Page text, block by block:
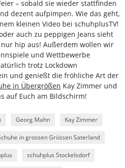
– sobald sie wieder stattfinden
dezent aufpimpen. Wie das geht,
kleinen Video bei schuhplusTV!
auch zu peppigen Jeans sieht
hip aus! Außerdem wollen wir
und Wettbewerbe
trotz Lockdown
und genießt die fröhliche Art der
in Übergrößen Kay Zimmer und
auf Euch am Bildschirm!
Georg Mahn Kay Zimmer
in grossen Grössen Saterland
schuhplus Stockelsdorf